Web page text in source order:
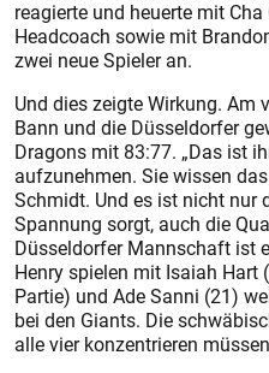
reagierte und heuerte mit
Headcoach sowie mit
zwei neue Spieler an.
Und dies zeigte Wirkung. Am
Bann und die Düsseldorfer
Dragons mit 83:77. „Das ist
aufzunehmen. Sie wissen
Schmidt. Und es ist nicht nur
Spannung sorgt, auch die
Düsseldorfer Mannschaft ist
Henry spielen mit Isaiah Hart
Partie) und Ade Sanni (21)
bei den Giants. Die
alle vier konzentrieren